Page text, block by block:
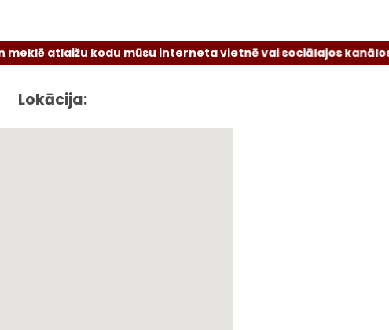
the
product
atlaižu kodu mūsu interneta vietnē vai sociālajos kanālos.
Lokācija: